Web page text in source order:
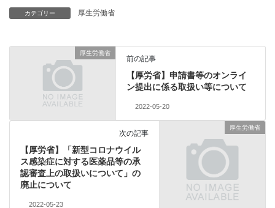
カテゴリー 厚生労働省
厚生労働省
前の記事
【厚労省】申請書等のオンライ
ン提出に係る取扱い等について
2022-05-20
厚生労働省
次の記事
【厚労省】「新型コロナウイル
ス感染症に対する医薬品等の承
認審査上の取扱いについて」の
廃止について
2022-05-23